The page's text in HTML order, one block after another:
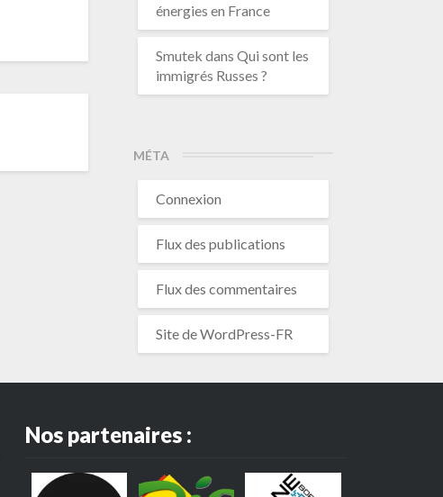
énergies en France
Smutek dans Qui sont les
immigrés Russes ?
MÉTA
Connexion
Flux des publications
Flux des commentaires
Site de WordPress-FR
Nos partenaires :